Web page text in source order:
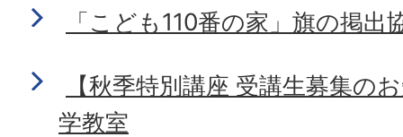
「こども110番の家」旗の掲出
【秋季特別講座 受講生募集の
学教室